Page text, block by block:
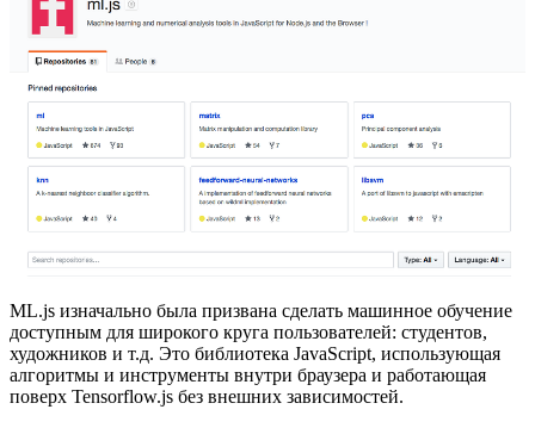
ML.js изначально была призвана сделать машинное обучение
доступным для широкого круга пользователей: студентов,
художников и т.д. Это библиотека JavaScript, использующая
алгоритмы и инструменты внутри браузера и работающая
поверх Tensorflow.js без внешних зависимостей.